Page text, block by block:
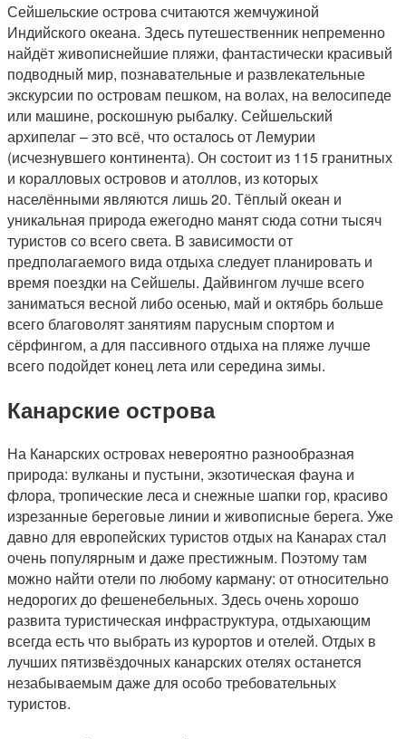
Сейшельские острова считаются жемчужиной
Индийского океана. Здесь путешественник непременно
найдёт живописнейшие пляжи, фантастически красивый
подводный мир, познавательные и развлекательные
экскурсии по островам пешком, на волах, на велосипеде
или машине, роскошную рыбалку. Сейшельский
архипелаг – это всё, что осталось от Лемурии
(исчезнувшего континента). Он состоит из 115 гранитных
и коралловых островов и атоллов, из которых
населёнными являются лишь 20. Тёплый океан и
уникальная природа ежегодно манят сюда сотни тысяч
туристов со всего света. В зависимости от
предполагаемого вида отдыха следует планировать и
время поездки на Сейшелы. Дайвингом лучше всего
заниматься весной либо осенью, май и октябрь больше
всего благоволят занятиям парусным спортом и
сёрфингом, а для пассивного отдыха на пляже лучше
всего подойдет конец лета или середина зимы.
Канарские острова
На Канарских островах невероятно разнообразная
природа: вулканы и пустыни, экзотическая фауна и
флора, тропические леса и снежные шапки гор, красиво
изрезанные береговые линии и живописные берега. Уже
давно для европейских туристов отдых на Канарах стал
очень популярным и даже престижным. Поэтому там
можно найти отели по любому карману: от относительно
недорогих до фешенебельных. Здесь очень хорошо
развита туристическая инфраструктура, отдыхающим
всегда есть что выбрать из курортов и отелей. Отдых в
лучших пятизвёздочных канарских отелях останется
незабываемым даже для особо требовательных
туристов.